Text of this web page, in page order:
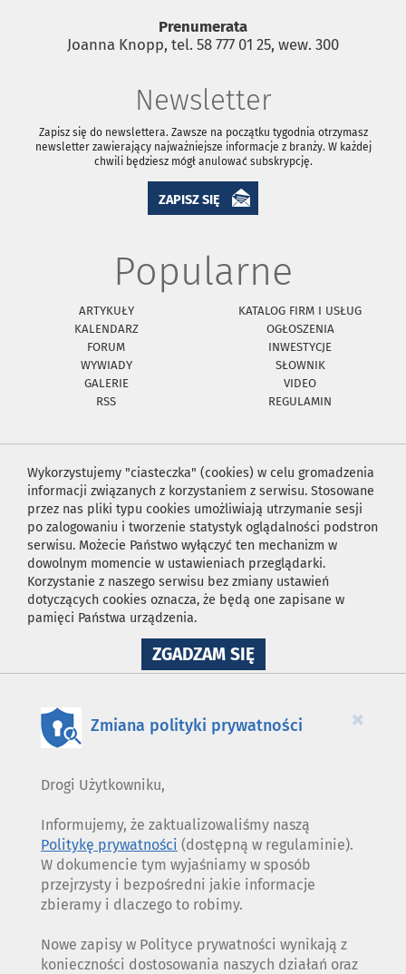
Prenumerata
Joanna Knopp, tel. 58 777 01 25, wew. 300
Newsletter
Zapisz się do newslettera. Zawsze na początku tygodnia otrzymasz
newsletter zawierający najważniejsze informacje z branży. W każdej
chwili będziesz mógł anulować subskrypcję.
ZAPISZ SIĘ
Popularne
ARTYKUŁY
KATALOG FIRM I USŁUG
KALENDARZ
OGŁOSZENIA
FORUM
INWESTYCJE
WYWIADY
SŁOWNIK
GALERIE
VIDEO
RSS
REGULAMIN
Wykorzystujemy "ciasteczka" (cookies) w celu gromadzenia
informacji związanych z korzystaniem z serwisu. Stosowane
przez nas pliki typu cookies umożliwiają utrzymanie sesji
po zalogowaniu i tworzenie statystyk oglądalności podstron
serwisu. Możecie Państwo wyłączyć ten mechanizm w
dowolnym momencie w ustawieniach przeglądarki.
Korzystanie z naszego serwisu bez zmiany ustawień
dotyczących cookies oznacza, że będą one zapisane w
pamięci Państwa urządzenia.
ZGADZAM SIĘNA
WYKORZYSTANIE
×
Zmiana polityki prywatności
Drogi Użytkowniku,
Informujemy, że zaktualizowaliśmy naszą
Politykę prywatności (dostępną w regulaminie).
W dokumencie tym wyjaśniamy w sposób
przejrzysty i bezpośredni jakie informacje
zbieramy i dlaczego to robimy.
Nowe zapisy w Polityce prywatności wynikają z
konieczności dostosowania naszych działań oraz